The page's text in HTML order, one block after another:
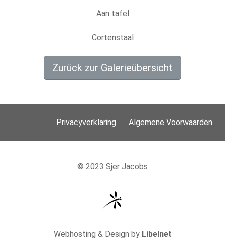
Aan tafel
Cortenstaal
Zurück zur Galerieübersicht
Privacyverklaring Algemene Voorwaarden
© 2023 Sjer Jacobs
Webhosting & Design by Libelnet